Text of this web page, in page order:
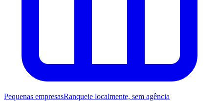
Pequenas empresasRanqueie localmente, sem agência